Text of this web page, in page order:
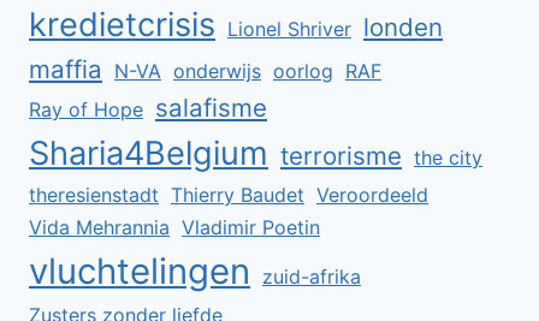
kredietcrisis Lionel Shriver londen
maffia
N-VA onderwijs oorlog RAF
Ray of Hope salafisme
Sharia4Belgium terrorisme the city
theresienstadt Thierry Baudet Veroordeeld
Vida Mehrannia Vladimir Poetin
vluchtelingen
zuid-afrika
Zusters zonder liefde